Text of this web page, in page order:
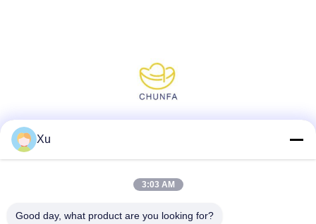
Xu
3:03 AM
Good day, what product are you looking for?